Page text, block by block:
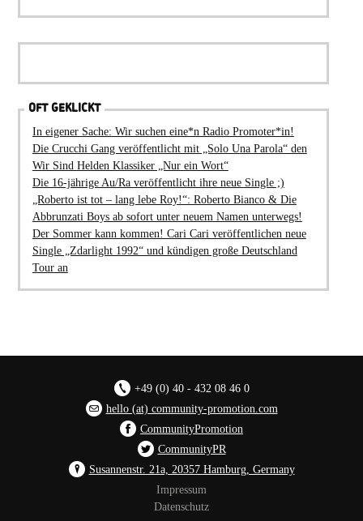
OFT GEKLICKT
In eigener Sache: Wir suchen eine*n Radio Promoter*in!
Die Crucchi Gang veröffentlicht mit „Solo Una Parola“ den
Wir Sind Helden Klassiker „Nur ein Wort“
Die 16-jährige Au/Ra veröffentlicht ihre neue Single ;)
„Roberto ist tot – lang lebe Roy!“: Roberto Bianco & Die
Abbrunzati Boys ab sofort unter neuem Namen unterwegs!
Der Sommer kann kommen! Cari Cari veröffentlichen neue
Single „Zdarlight 1992“ und kündigen große Deutschland
Tour an
+49 (0) 40 - 432 08 46 0
hello (at) community-promotion.com
CommunityPromotion
CommunityPR
Susannenstr. 21a, 20357 Hamburg, Germany
Impressum
Datenschutz